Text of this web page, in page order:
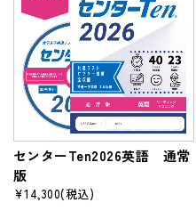
センターTen2026英語 通常
版
¥14,300(税込)